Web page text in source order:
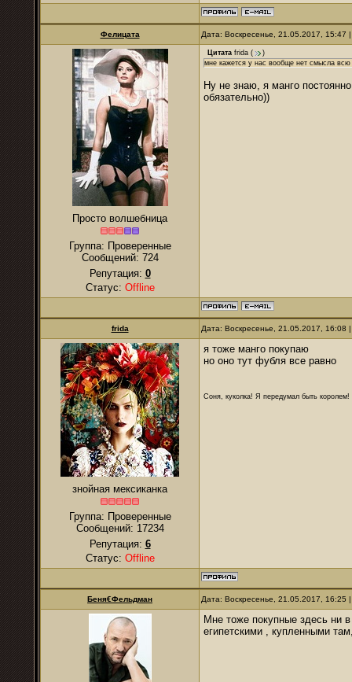
Фелицата Дата: Воскресенье, 21.05.2017,
Просто волшебница
Группа: Проверенные
Сообщений: 724
Репутация: 0
Статус: Offline
Цитата frida (
)
мне кажется у нас вообще нет смысла всю
Ну не знаю, я манго
обязательно))
frida Дата: Воскресенье, 21.05.2017,
знойная мексиканка
Группа: Проверенные
Сообщений: 17234
Репутация: 6
Статус: Offline
я тоже манго покупаю
но оно тут фубля все равно
Соня, куколка! Я передумал быть
Беня€Фельдман Дата: Воскресенье, 21.05.2017,
Мне тоже покупные здесь ни
египетскими , купленными